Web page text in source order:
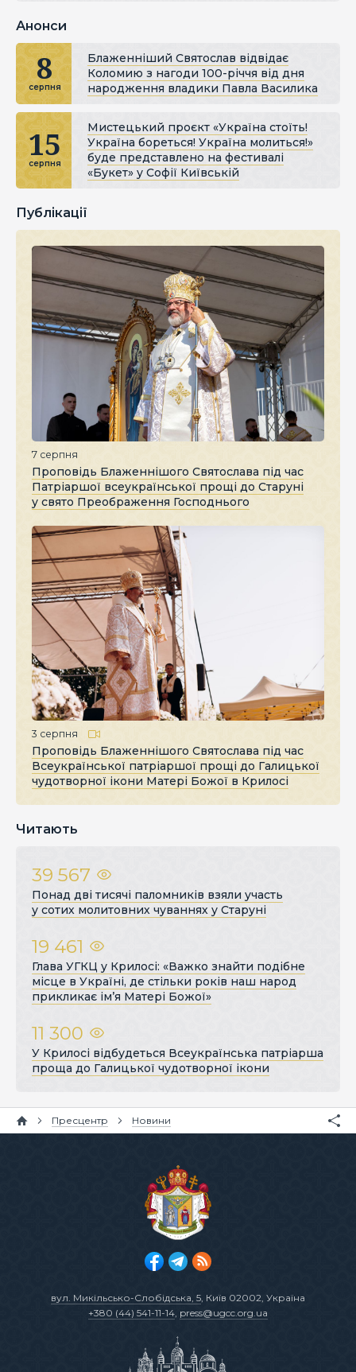
Анонси
8
серпня
Блаженніший Святослав відвідає
Коломию з нагоди 100-річчя від дня
народження владики Павла Василика
15
серпня
Мистецький проєкт «Україна стоїть!
Україна бореться! Україна молиться!»
буде представлено на фестивалі
«Букет» у Софії Київській
Публікації
7 серпня
Проповідь Блаженнішого Святослава під час
Патріаршої всеукраїнської прощі до Старуні
у свято Преображення Господнього
3 серпня
Проповідь Блаженнішого Святослава під час
Всеукраїнської патріаршої прощі до Галицької
чудотворної ікони Матері Божої в Крилосі
Читають
39 567
Понад дві тисячі паломників взяли участь
у сотих молитовних чуваннях у Старуні
19 461
Глава УГКЦ у Крилосі: «Важко знайти подібне
місце в Україні, де стільки років наш народ
прикликає ім’я Матері Божої»
11 300
У Крилосі відбудеться Всеукраїнська патріарша
проща до Галицької чудотворної ікони
Пресцентр Новини
вул. Микільсько-Слобідська, 5, Київ 02002, Україна
+380 (44) 541-11-14, press@ugcc.org.ua